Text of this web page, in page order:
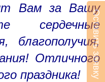
Вам за Вашу
сердечные
благополучия,
Отличного
праздника!
Оставить заявку